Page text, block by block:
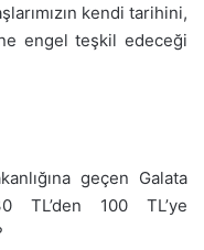
kendi tarihini,
engel teşkil edeceği
geçen Galata
TL’den 100 TL’ye